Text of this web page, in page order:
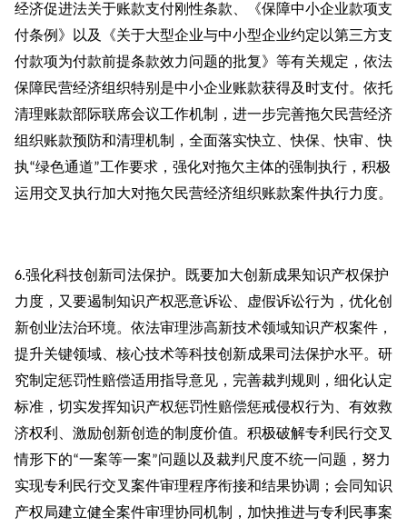
经济促进法关于账款支付刚性条款、《保障中小企业款项支
付条例》以及《关于大型企业与中小型企业约定以第三方支
付款项为付款前提条款效力问题的批复》等有关规定，依法
保障民营经济组织特别是中小企业账款获得及时支付。依托
清理账款部际联席会议工作机制，进一步完善拖欠民营经济
组织账款预防和清理机制，全面落实快立、快保、快审、快
执“绿色通道”工作要求，强化对拖欠主体的强制执行，积极
运用交叉执行加大对拖欠民营经济组织账款案件执行力度。
6.强化科技创新司法保护。既要加大创新成果知识产权保护
力度，又要遏制知识产权恶意诉讼、虚假诉讼行为，优化创
新创业法治环境。依法审理涉高新技术领域知识产权案件，
提升关键领域、核心技术等科技创新成果司法保护水平。研
究制定惩罚性赔偿适用指导意见，完善裁判规则，细化认定
标准，切实发挥知识产权惩罚性赔偿惩戒侵权行为、有效救
济权利、激励创新创造的制度价值。积极破解专利民行交叉
情形下的“一案等一案”问题以及裁判尺度不统一问题，努力
实现专利民行交叉案件审理程序衔接和结果协调；会同知识
产权局建立健全案件审理协同机制，加快推进与专利民事案